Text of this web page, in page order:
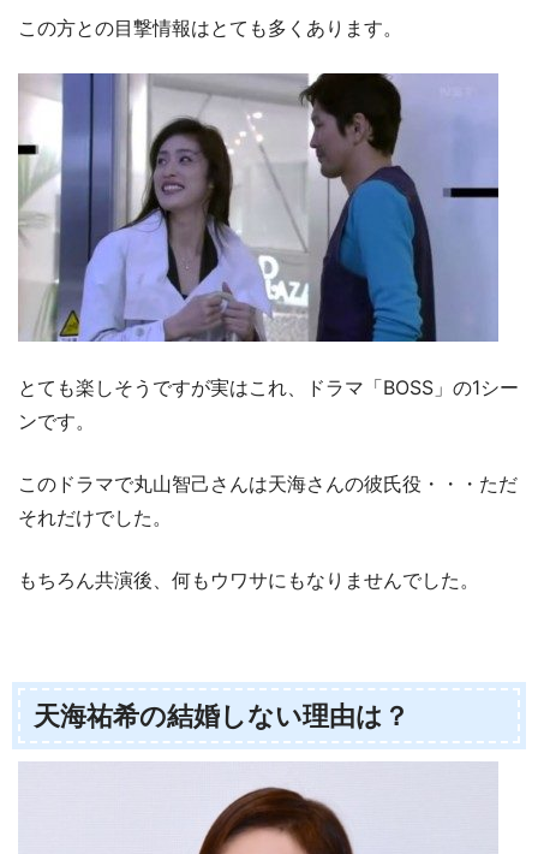
この方との目撃情報はとても多くあります。
とても楽しそうですが実はこれ、ドラマ「BOSS」の1シー
ンです。
このドラマで丸山智己さんは天海さんの彼氏役・・・ただ
それだけでした。
もちろん共演後、何もウワサにもなりませんでした。
天海祐希の結婚しない理由は？